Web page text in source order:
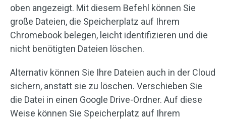
oben angezeigt. Mit diesem Befehl können Sie
große Dateien, die Speicherplatz auf Ihrem
Chromebook belegen, leicht identifizieren und die
nicht benötigten Dateien löschen.
Alternativ können Sie Ihre Dateien auch in der Cloud
sichern, anstatt sie zu löschen. Verschieben Sie
die Datei in einen Google Drive-Ordner. Auf diese
Weise können Sie Speicherplatz auf Ihrem